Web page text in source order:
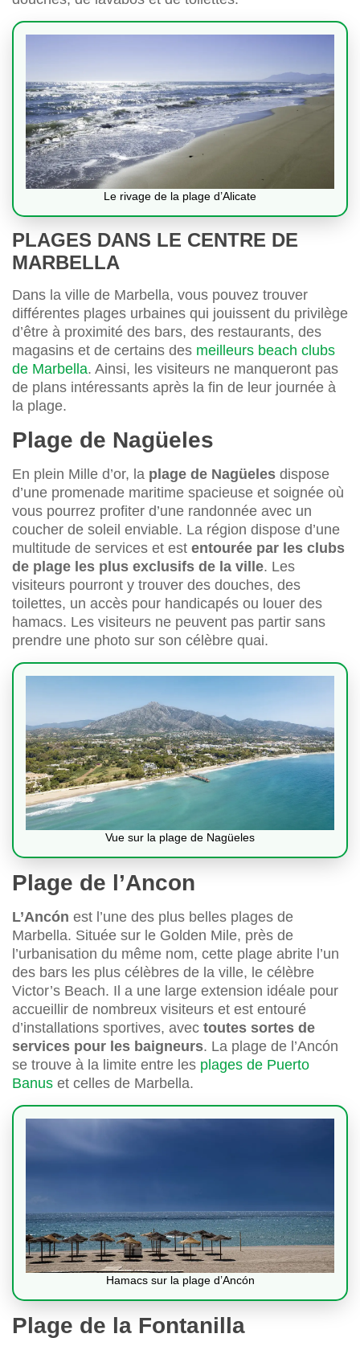
Le rivage de la plage d’Alicate
PLAGES DANS LE CENTRE DE
MARBELLA
Dans la ville de Marbella, vous pouvez trouver
différentes plages urbaines qui jouissent du privilège
d’être à proximité des bars, des restaurants, des
magasins et de certains des meilleurs beach clubs
de Marbella. Ainsi, les visiteurs ne manqueront pas
de plans intéressants après la fin de leur journée à
la plage.
Plage de Nagüeles
En plein Mille d’or, la plage de Nagüeles dispose
d’une promenade maritime spacieuse et soignée où
vous pourrez profiter d’une randonnée avec un
coucher de soleil enviable. La région dispose d’une
multitude de services et est entourée par les clubs
de plage les plus exclusifs de la ville. Les
visiteurs pourront y trouver des douches, des
toilettes, un accès pour handicapés ou louer des
hamacs. Les visiteurs ne peuvent pas partir sans
prendre une photo sur son célèbre quai.
Vue sur la plage de Nagüeles
Plage de l’Ancon
L’Ancón est l’une des plus belles plages de
Marbella. Située sur le Golden Mile, près de
l’urbanisation du même nom, cette plage abrite l’un
des bars les plus célèbres de la ville, le célèbre
Victor’s Beach. Il a une large extension idéale pour
accueillir de nombreux visiteurs et est entouré
d’installations sportives, avec toutes sortes de
services pour les baigneurs. La plage de l’Ancón
se trouve à la limite entre les plages de Puerto
Banus et celles de Marbella.
Hamacs sur la plage d’Ancón
Plage de la Fontanilla